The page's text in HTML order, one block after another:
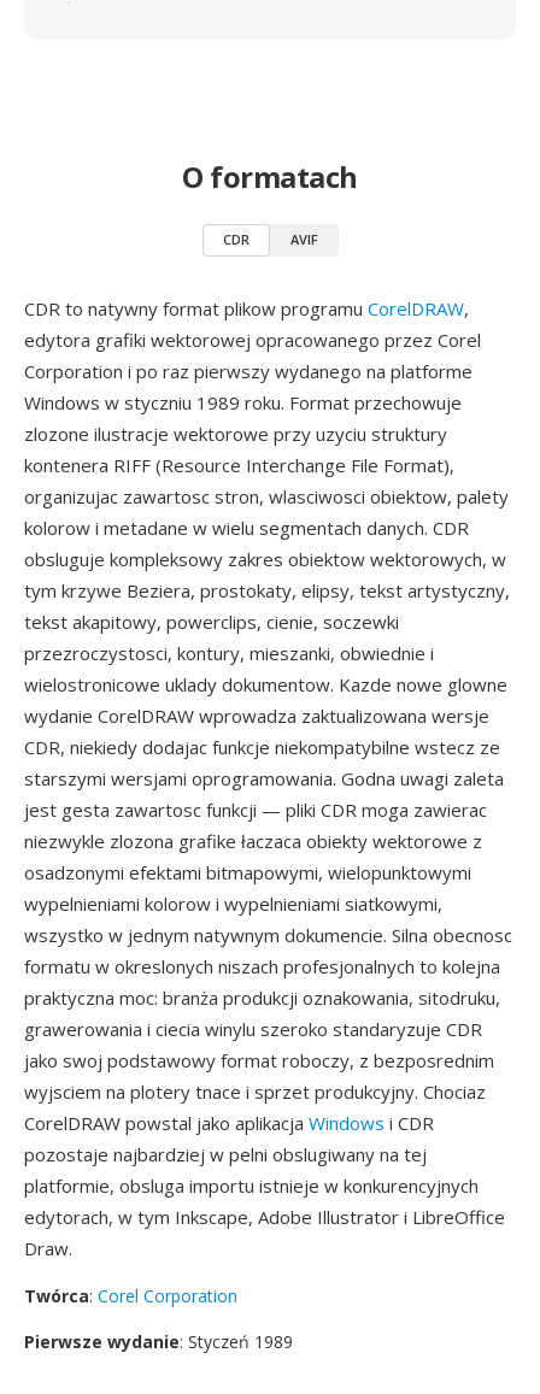
O formatach
CDR AVIF
CDR to natywny format plikow programu CorelDRAW,
edytora grafiki wektorowej opracowanego przez Corel
Corporation i po raz pierwszy wydanego na platforme
Windows w styczniu 1989 roku. Format przechowuje
zlozone ilustracje wektorowe przy uzyciu struktury
kontenera RIFF (Resource Interchange File Format),
organizujac zawartosc stron, wlasciwosci obiektow, palety
kolorow i metadane w wielu segmentach danych. CDR
obsluguje kompleksowy zakres obiektow wektorowych, w
tym krzywe Beziera, prostokaty, elipsy, tekst artystyczny,
tekst akapitowy, powerclips, cienie, soczewki
przezroczystosci, kontury, mieszanki, obwiednie i
wielostronicowe uklady dokumentow. Kazde nowe glowne
wydanie CorelDRAW wprowadza zaktualizowana wersje
CDR, niekiedy dodajac funkcje niekompatybilne wstecz ze
starszymi wersjami oprogramowania. Godna uwagi zaleta
jest gesta zawartosc funkcji — pliki CDR moga zawierac
niezwykle zlozona grafike łaczaca obiekty wektorowe z
osadzonymi efektami bitmapowymi, wielopunktowymi
wypelnieniami kolorow i wypelnieniami siatkowymi,
wszystko w jednym natywnym dokumencie. Silna obecnosc
formatu w okreslonych niszach profesjonalnych to kolejna
praktyczna moc: branża produkcji oznakowania, sitodruku,
grawerowania i ciecia winylu szeroko standaryzuje CDR
jako swoj podstawowy format roboczy, z bezposrednim
wyjsciem na plotery tnace i sprzet produkcyjny. Chociaz
CorelDRAW powstal jako aplikacja Windows i CDR
pozostaje najbardziej w pelni obslugiwany na tej
platformie, obsluga importu istnieje w konkurencyjnych
edytorach, w tym Inkscape, Adobe Illustrator i LibreOffice
Draw.
Twórca: Corel Corporation
Pierwsze wydanie: Styczeń 1989